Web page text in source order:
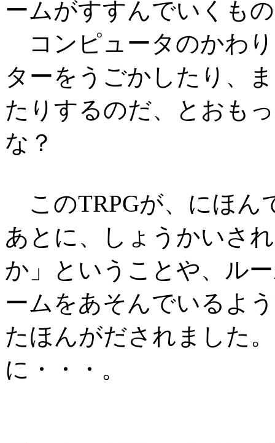
ームがすすんでいくも
コンピュータのかわ
ターをうごかしたり、
たりするのだ、とおも
な？
このTRPGが、にほん
あとに、しょうかいさ
か」ということや、ル
ームをあそんでいるよ
たほんがだされました
に・・・。